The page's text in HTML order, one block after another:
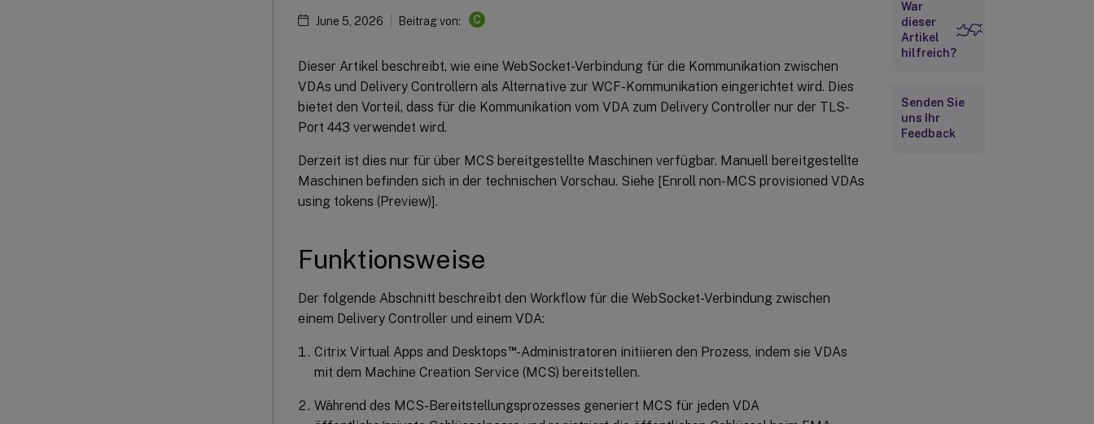
June 5, 2026 Beitrag von: C
Dieser Artikel beschreibt, wie eine WebSocket-Verbindung für die Kommunikation zwischen
VDAs und Delivery Controllern als Alternative zur WCF-Kommunikation eingerichtet wird. Dies
bietet den Vorteil, dass für die Kommunikation vom VDA zum Delivery Controller nur der TLS-
Port 443 verwendet wird.
Derzeit ist dies nur für über MCS bereitgestellte Maschinen verfügbar. Manuell bereitgestellte
Maschinen befinden sich in der technischen Vorschau. Siehe [Enroll non-MCS provisioned VDAs
using tokens (Preview)].
Funktionsweise
Der folgende Abschnitt beschreibt den Workflow für die WebSocket-Verbindung zwischen
einem Delivery Controller und einem VDA:
Citrix Virtual Apps and Desktops™-Administratoren initiieren den Prozess, indem sie VDAs
mit dem Machine Creation Service (MCS) bereitstellen.
Während des MCS-Bereitstellungsprozesses generiert MCS für jeden VDA
War
dieser
Artikel
hilfreich?
Senden Sie
uns Ihr
Feedback